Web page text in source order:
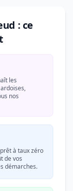
: ce
les
nos
à taux zéro
de vos
démarches.